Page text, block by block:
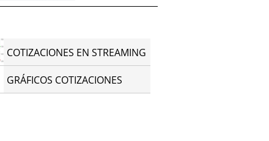
COTIZACIONES EN STREAMING
GRÁFICOS COTIZACIONES